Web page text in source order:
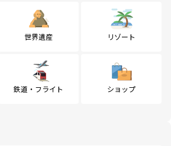
世界遺産 リゾート
鉄道・フライト ショップ